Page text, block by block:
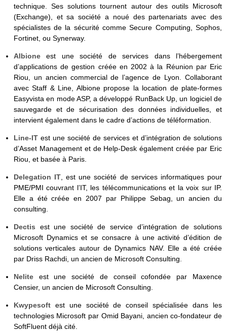
technique. Ses solutions tournent autour des outils Microsoft
(Exchange), et sa société a noué des partenariats avec des
spécialistes de la sécurité comme Secure Computing, Sophos,
Fortinet, ou Synerway.
Albione
est une société de services dans l’hébergement
d’applications de gestion créée en 2002 à la Réunion par Eric
Riou, un ancien commercial de l’agence de Lyon. Collaborant
avec Staff & Line, Albione propose la location de plate-formes
Easyvista en mode ASP, a développé RunBack Up, un logiciel de
sauvegarde et de sécurisation des données individuelles, et
intervient également dans le cadre d’actions de téléformation.
Line-IT est une société de services et d’intégration de solutions
d’Asset Management et de Help-Desk également créée par Eric
Riou, et basée à Paris.
Delegation IT , est une société de services informatiques pour
PME/PMI couvrant l’IT, les télécommunications et la voix sur IP.
Elle a été créée en 2007 par Philippe Sebag, un ancien du
consulting.
Dectis est une société de service d’intégration de solutions
Microsoft Dynamics et se consacre à une activité d’édition de
solutions verticales autour de Dynamics NAV. Elle a été créée
par Driss Rachdi, un ancien de Microsoft Consulting.
Nelite est une société de conseil cofondée par Maxence
Censier, un ancien de Microsoft Consulting.
Kwypesoftest une société de conseil spécialisée dans les
technologies Microsoft par Omid Bayani, ancien co-fondateur de
SoftFluent déjà cité.